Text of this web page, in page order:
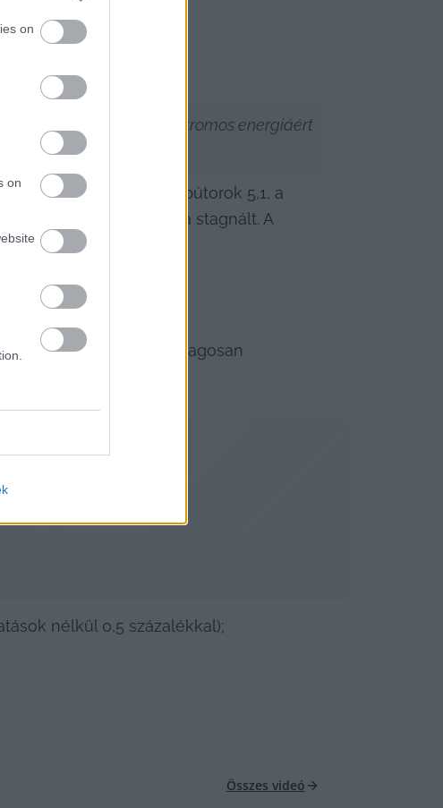
on
on
fizetni, míg az elektromos energiáért
a konyha- és egyéb bútorok 5,1, a
a motorkerékpárok ára stagnált. A
a kimutatás szerint átlagosan
nélkül 0,5 százalékkal);
Összes videó